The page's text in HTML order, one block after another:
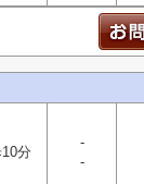
分
-
-